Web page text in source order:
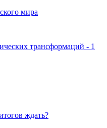
мира
трансформаций - 1
ждать?